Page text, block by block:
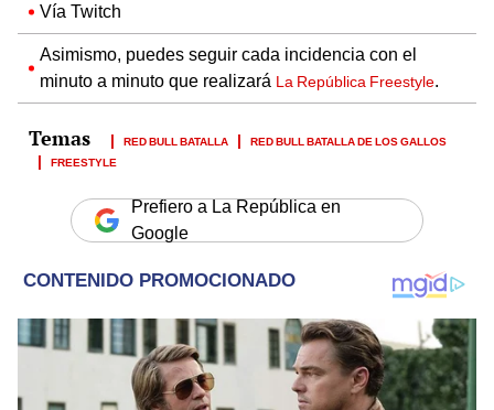
Vía Twitch
Asimismo, puedes seguir cada incidencia con el
minuto a minuto que realizará La República Freestyle.
RED BULL BATALLA
RED BULL BATALLA DE LOS GALLOS
FREESTYLE
Prefiero a La República en
Google